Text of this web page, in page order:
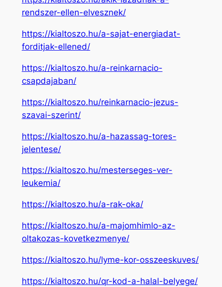
rendszer-ellen-elvesznek/
https://kialtoszo.hu/a-sajat-energiadat-
forditjak-ellened/
https://kialtoszo.hu/a-reinkarnacio-
csapdajaban/
https://kialtoszo.hu/reinkarnacio-jezus-
szavai-szerint/
https://kialtoszo.hu/a-hazassag-tores-
jelentese/
https://kialtoszo.hu/mesterseges-ver-
leukemia/
https://kialtoszo.hu/a-rak-oka/
https://kialtoszo.hu/a-majomhimlo-az-
oltakozas-kovetkezmenye/
https://kialtoszo.hu/lyme-kor-osszeeskuves/
https://kialtoszo.hu/qr-kod-a-halal-belyege/